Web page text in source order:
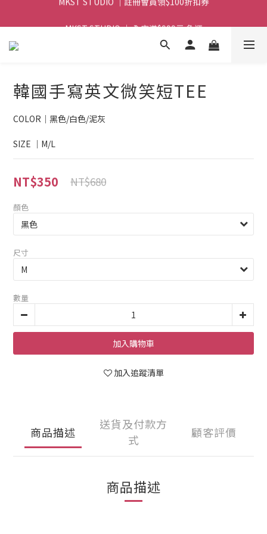
MKST STUDIO ｜ 全店滿$999元 免運
韓國手寫英文微笑短TEE
COLOR｜黑色/白色/泥灰
SIZE ｜M/L
NT$350 NT$680
顏色
尺寸
數量
加入購物車
加入追蹤清單
商品描述
送貨及付款方
式
顧客評價
商品描述